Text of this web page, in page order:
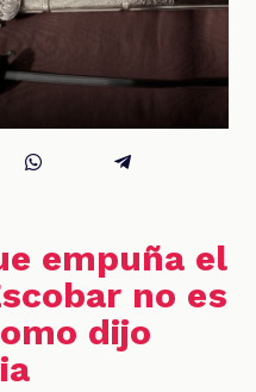
empuña el
no es
dijo